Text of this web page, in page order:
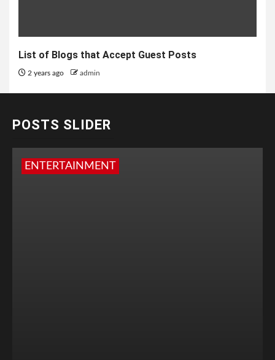
List of Blogs that Accept Guest Posts
2 years ago admin
POSTS SLIDER
ENTERTAINMENT